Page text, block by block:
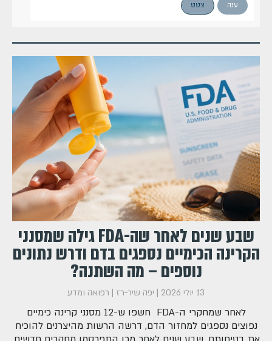
ענה צטט
שבע שנים לאחר שה-FDA גילה שמסנני
הקרינה הכימיים נספגים בדם ודרש נתונים
נוספים – מה השתנה?
13 יולי 2026 יפה שיר-רז רפואה ומדע
לאחר שמחקרי ה-FDA חשפו ש-12 מסנני קרינה כימיים
נפוצים נספגים למחזור הדם, דרשה הרשות מהיצרנים להוכיח